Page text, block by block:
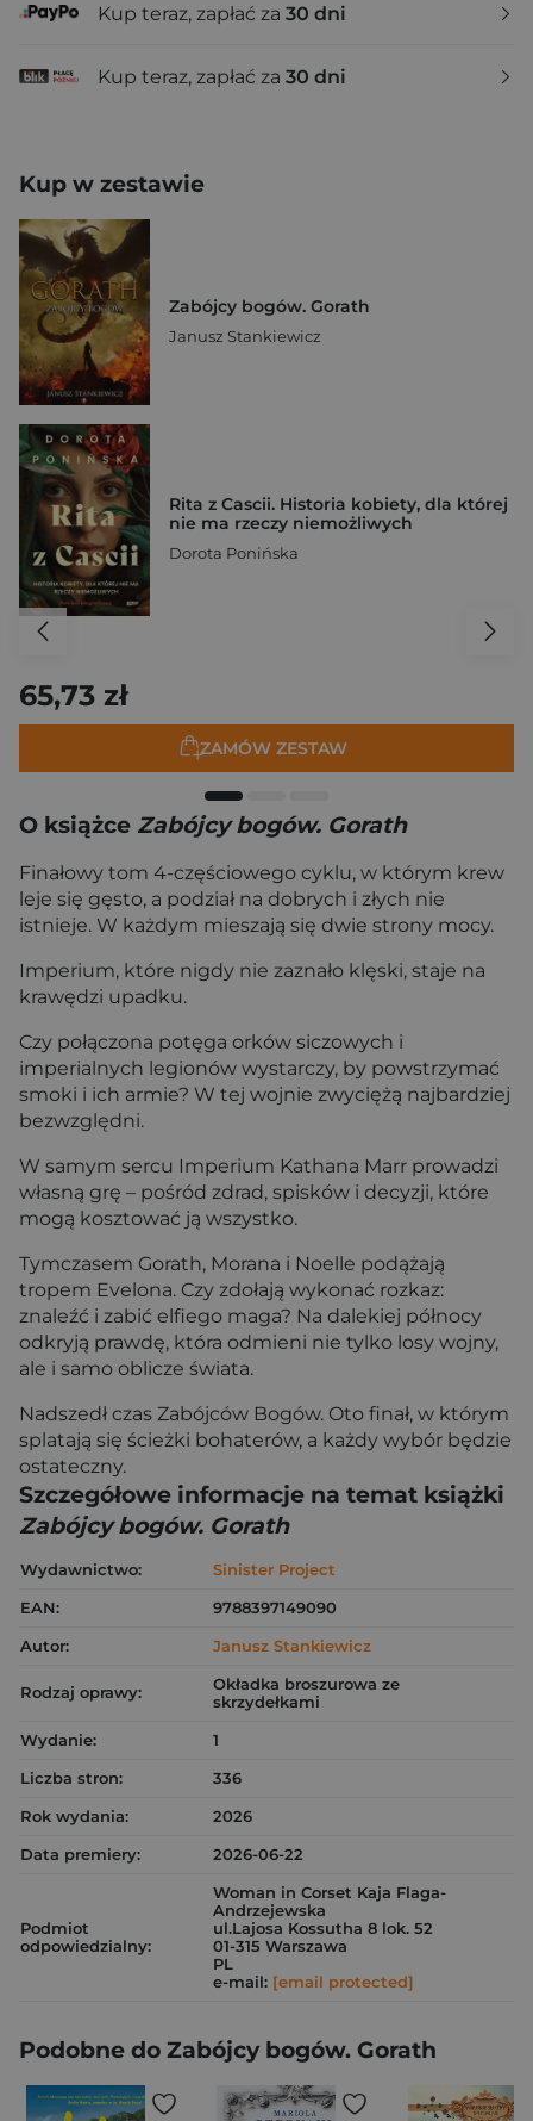
Kup teraz, zapłać za 30 dni
Kup teraz, zapłać za 30 dni
Kup w zestawie
Zabójcy bogów. Gorath
Janusz Stankiewicz
Rita z Cascii. Historia kobiety, dla której
nie ma rzeczy niemożliwych
Dorota Ponińska
65,73 zł
ZAMÓW ZESTAW
O książce Zabójcy bogów. Gorath
Finałowy tom 4-częściowego cyklu, w którym krew
leje się gęsto, a podział na dobrych i złych nie
istnieje. W każdym mieszają się dwie strony mocy.
Imperium, które nigdy nie zaznało klęski, staje na
krawędzi upadku.
Czy połączona potęga orków siczowych i
imperialnych legionów wystarczy, by powstrzymać
smoki i ich armie? W tej wojnie zwyciężą najbardziej
bezwzględni.
W samym sercu Imperium Kathana Marr prowadzi
własną grę – pośród zdrad, spisków i decyzji, które
mogą kosztować ją wszystko.
Tymczasem Gorath, Morana i Noelle podążają
tropem Evelona. Czy zdołają wykonać rozkaz:
znaleźć i zabić elfiego maga? Na dalekiej północy
odkryją prawdę, która odmieni nie tylko losy wojny,
ale i samo oblicze świata.
Nadszedł czas Zabójców Bogów. Oto finał, w którym
splatają się ścieżki bohaterów, a każdy wybór będzie
ostateczny.
Szczegółowe informacje na temat książki
Zabójcy bogów. Gorath
Wydawnictwo:
Sinister Project
EAN:
9788397149090
Autor:
Janusz Stankiewicz
Rodzaj oprawy:
Okładka broszurowa ze
skrzydełkami
Wydanie:
1
Liczba stron:
336
Rok wydania:
2026
Data premiery:
2026-06-22
Podmiot
odpowiedzialny:
Woman in Corset Kaja Flaga-
Andrzejewska
ul.Lajosa Kossutha 8 lok. 52
01-315 Warszawa
PL
e-mail: [email protected]
Podobne do Zabójcy bogów. Gorath